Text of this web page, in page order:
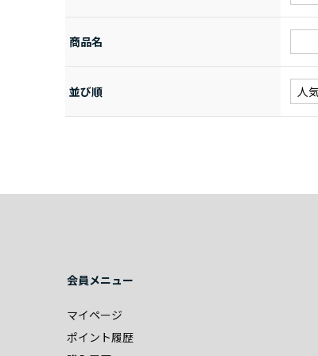
商品名
並び順
会員メニュー
マイページ
ポイント履歴